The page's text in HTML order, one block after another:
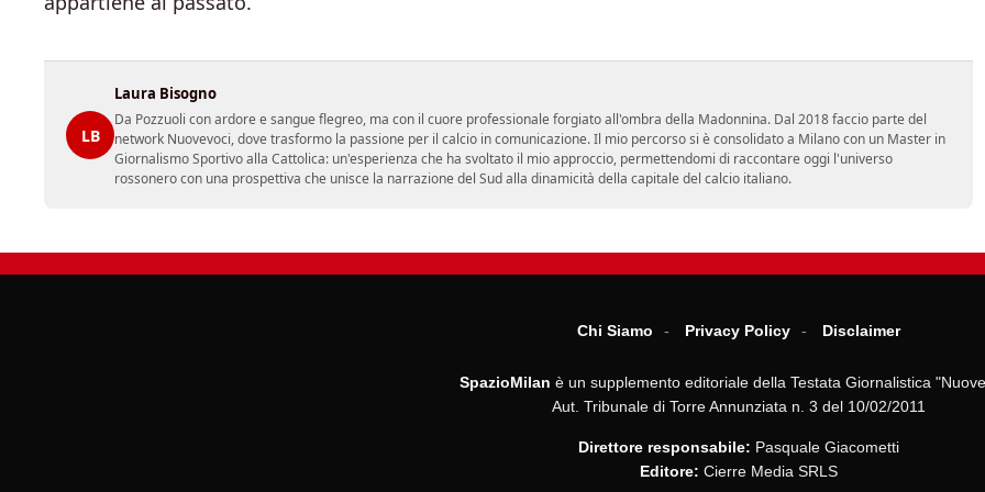
LB
Laura Bisogno
Da Pozzuoli con ardore e sangue flegreo, ma con il cuore professionale forgiato all'ombra della Madonnina. Dal 2018 faccio parte del
network Nuovevoci, dove trasformo la passione per il calcio in comunicazione. Il mio percorso si è consolidato a Milano con un Master in
Giornalismo Sportivo alla Cattolica: un'esperienza che ha svoltato il mio approccio, permettendomi di raccontare oggi l'universo
rossonero con una prospettiva che unisce la narrazione del Sud alla dinamicità della capitale del calcio italiano.
Chi Siamo Privacy Policy Disclaimer
SpazioMilan è un supplemento editoriale della Testata Giornalistica
Aut. Tribunale di Torre Annunziata n. 3 del 10/02/2011
Direttore responsabile: Pasquale Giacometti
Editore: Cierre Media SRLS